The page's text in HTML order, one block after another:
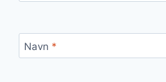
Navn *